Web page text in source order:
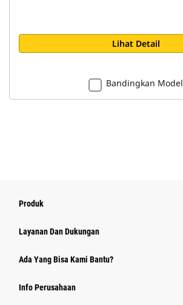
Lihat Detail
Bandingkan Model
Produk
Layanan Dan Dukungan
Ada Yang Bisa Kami Bantu?
Info Perusahaan